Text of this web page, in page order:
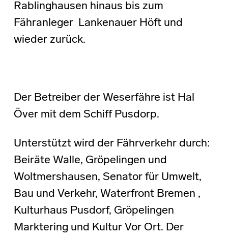
Rablinghausen hinaus bis zum
Fähranleger Lankenauer Höft und
wieder zurück.
Der Betreiber der Weserfähre ist Hal
Över mit dem Schiff Pusdorp.
Unterstützt wird der Fährverkehr durch:
Beiräte Walle, Gröpelingen und
Woltmershausen, Senator für Umwelt,
Bau und Verkehr, Waterfront Bremen ,
Kulturhaus Pusdorf, Gröpelingen
Marktering und Kultur Vor Ort. Der